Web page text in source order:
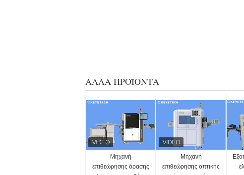
ΆΛΛΑ ΠΡΟΪΌΝΤΑ
Μηχανή
επιθεώρησης όρασης
Μηχανή
επιθεώρησης οπτικής